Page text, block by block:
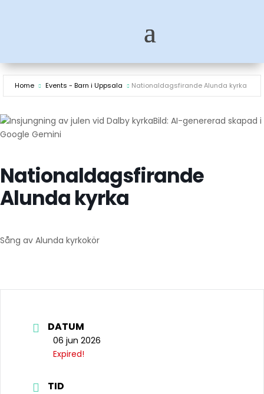
Home Events - Barn i Uppsala Nationaldagsfirande Alunda kyrka
Bild: AI-genererad skapad i
Google Gemini
Nationaldagsfirande
Alunda kyrka
Sång av Alunda kyrkokör
DATUM
06 jun 2026
Expired!
TID